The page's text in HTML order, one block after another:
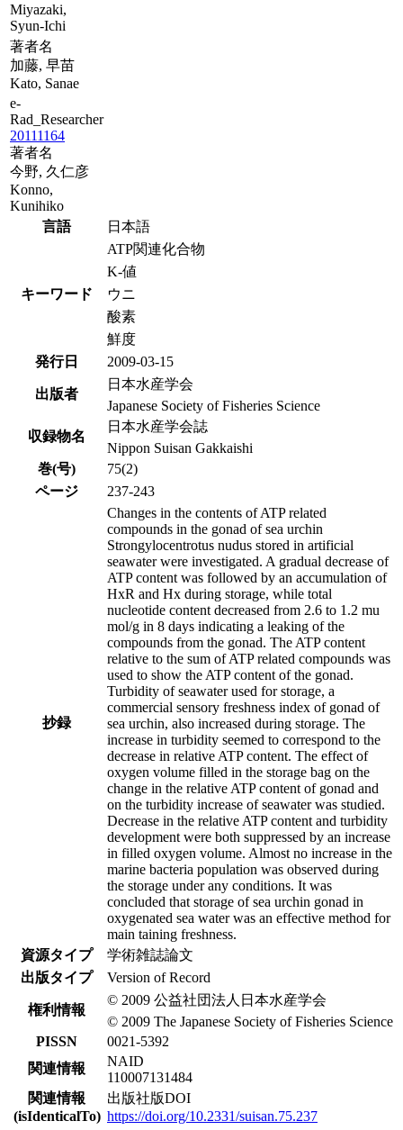
Miyazaki,
Syun-Ichi
著者名
加藤, 早苗
Kato, Sanae
e-
Rad_Researcher
20111164
著者名
今野, 久仁彦
Konno,
Kunihiko
言語
日本語
キーワード
ATP関連化合物
K-値
ウニ
酸素
鮮度
発行日
2009-03-15
出版者
日本水産学会
Japanese Society of Fisheries Science
収録物名
日本水産学会誌
Nippon Suisan Gakkaishi
巻(号)
75(2)
ページ
237-243
抄録
Changes in the contents of ATP related
compounds in the gonad of sea urchin
Strongylocentrotus nudus stored in artificial
seawater were investigated. A gradual decrease of
ATP content was followed by an accumulation of
HxR and Hx during storage, while total
nucleotide content decreased from 2.6 to 1.2 mu
mol/g in 8 days indicating a leaking of the
compounds from the gonad. The ATP content
relative to the sum of ATP related compounds was
used to show the ATP content of the gonad.
Turbidity of seawater used for storage, a
commercial sensory freshness index of gonad of
sea urchin, also increased during storage. The
increase in turbidity seemed to correspond to the
decrease in relative ATP content. The effect of
oxygen volume filled in the storage bag on the
change in the relative ATP content of gonad and
on the turbidity increase of seawater was studied.
Decrease in the relative ATP content and turbidity
development were both suppressed by an increase
in filled oxygen volume. Almost no increase in the
marine bacteria population was observed during
the storage under any conditions. It was
concluded that storage of sea urchin gonad in
oxygenated sea water was an effective method for
main taining freshness.
資源タイプ
学術雑誌論文
出版タイプ
Version of Record
権利情報
© 2009 公益社団法人日本水産学会
© 2009 The Japanese Society of Fisheries Science
PISSN
0021-5392
関連情報
NAID
110007131484
関連情報
(isIdenticalTo)
出版社版DOI
https://doi.org/10.2331/suisan.75.237